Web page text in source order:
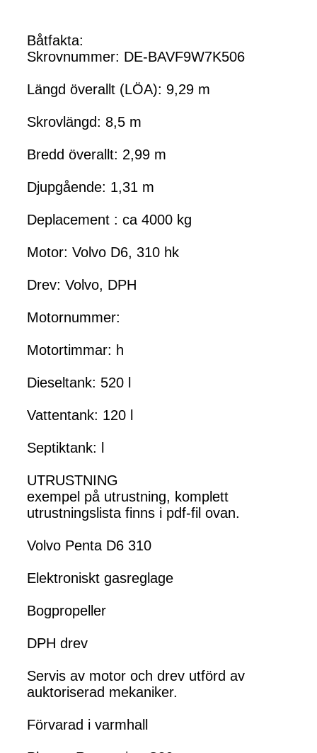
Båtfakta:
Skrovnummer: DE-BAVF9W7K506
Längd överallt (LÖA): 9,29 m
Skrovlängd: 8,5 m
Bredd överallt: 2,99 m
Djupgående: 1,31 m
Deplacement : ca 4000 kg
Motor: Volvo D6, 310 hk
Drev: Volvo, DPH
Motornummer:
Motortimmar: h
Dieseltank: 520 l
Vattentank: 120 l
Septiktank: l
UTRUSTNING
exempel på utrustning, komplett
utrustningslista finns i pdf-fil ovan.
Volvo Penta D6 310
Elektroniskt gasreglage
Bogpropeller
DPH drev
Servis av motor och drev utförd av
auktoriserad mekaniker.
Förvarad i varmhall